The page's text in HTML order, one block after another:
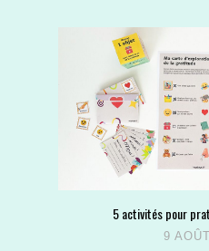
5 activités pour
9